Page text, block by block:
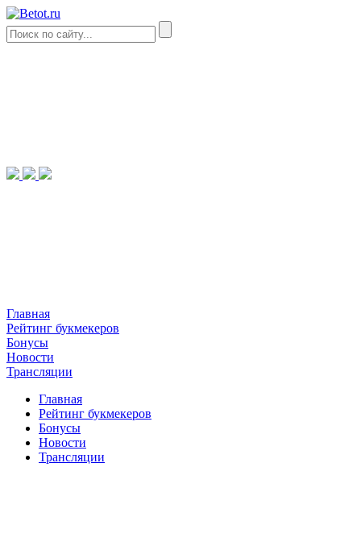
Главная
Рейтинг букмекеров
Бонусы
Новости
Трансляции
Главная
Рейтинг букмекеров
Бонусы
Новости
Трансляции